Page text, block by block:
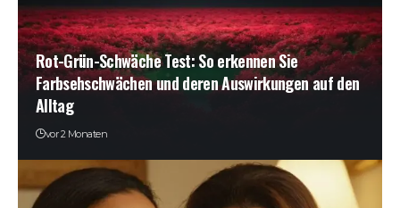
Rot-Grün-Schwäche Test: So erkennen Sie
Farbsehschwächen und deren Auswirkungen auf den
Alltag
vor 2 Monaten